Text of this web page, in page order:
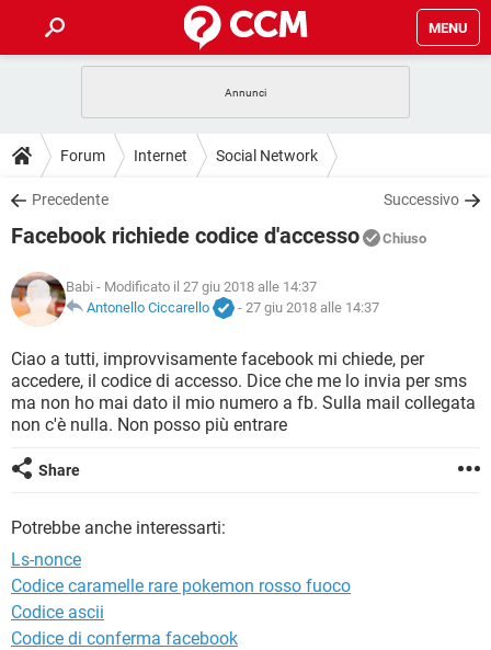
MENU
INTRATTENIMENTO ANDROID
iOS
INSTAGRAM WHATSAPP
TIKTOK
HARDWARE
GUIDE
COVID-19
INSTAGRAM WHATSAPP
TIKTOK
HARDWARE
DOWNLOAD
COVID-19 GAMING
INTRATTENIMENTO
iOS WINDOWS 10
INSTAGRAM WHATSAPP
TIKTOK FACEBOOK
HARDWARE
COVID-19 GAMING
INTRATTENIMENTO
iOS WINDOWS 10
INSTAGRAM WHATSAPP
HARDWARE
GLOSSARIO
COVID-19 GAMING
INTRATTENIMENTO ANDROID
iOS WINDOWS 10
INSTAGRAM
HARDWARE
Forum Internet Social Network
Precedente Successivo
Facebook richiede codice d'accesso Chiuso
Babi - Modificato il 27 giu 2018 alle 14:37
Antonello Ciccarello
- 27 giu 2018 alle 14:37
Ciao a tutti, improvvisamente facebook mi chiede, per
accedere, il codice di accesso. Dice che me lo invia per sms
ma non ho mai dato il mio numero a fb. Sulla mail collegata
non c'è nulla. Non posso più entrare
Share
Potrebbe anche interessarti:
Ls-nonce
Codice caramelle rare pokemon rosso fuoco
Codice ascii
Codice di conferma facebook